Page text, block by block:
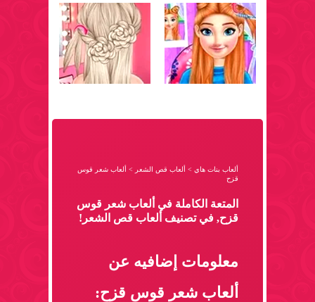
ألعاب بنات هاي > ألعاب قص الشعر > ألعاب شعر قوس
قزح
المتعة الكاملة في ألعاب شعر قوس
قزح, في تصنيف ألعاب قص الشعر!
معلومات إضافيه عن
ألعاب شعر قوس قزح: